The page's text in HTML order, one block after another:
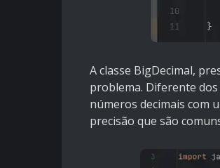
A classe BigDecimal,
problema. Diferente
números decimais com
precisão que são